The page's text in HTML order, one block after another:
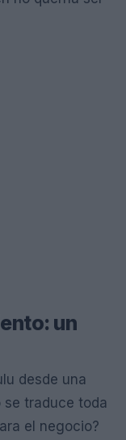
un
desde una
se traduce toda
el negocio?